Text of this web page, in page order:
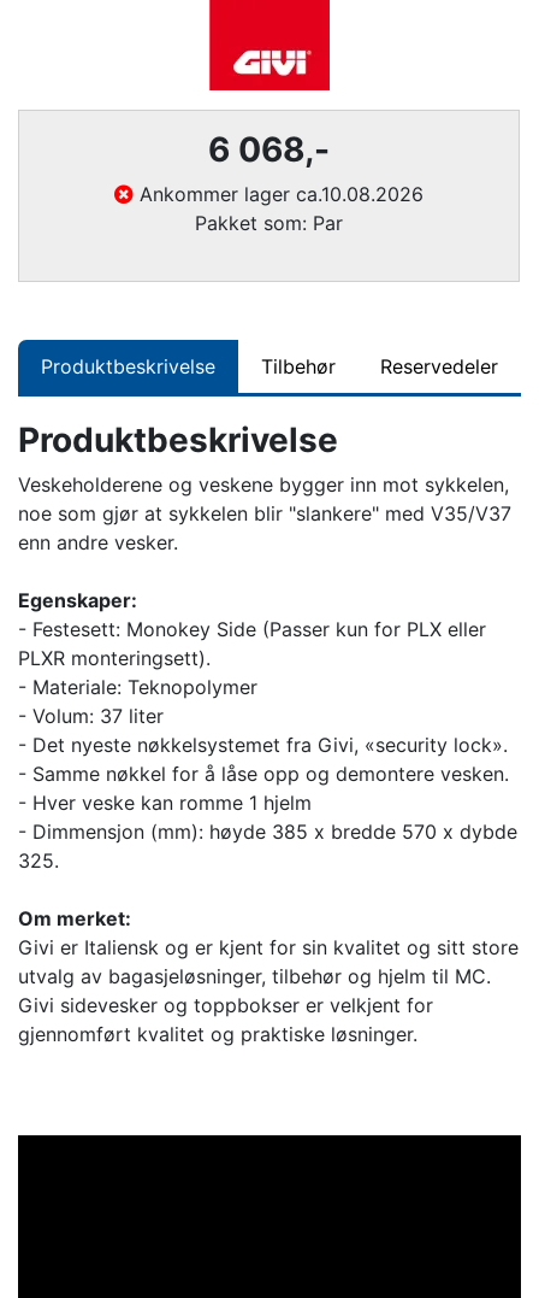
6 068,-
Ankommer lager ca.10.08.2026
Pakket som: Par
Produktbeskrivelse Tilbehør Reservedeler
Produktbeskrivelse
Veskeholderene og veskene bygger inn mot sykkelen,
noe som gjør at sykkelen blir "slankere" med V35/V37
enn andre vesker.
Egenskaper:
- Festesett: Monokey Side (Passer kun for PLX eller
PLXR monteringsett).
- Materiale: Teknopolymer
- Volum: 37 liter
- Det nyeste nøkkelsystemet fra Givi, «security lock».
- Samme nøkkel for å låse opp og demontere vesken.
- Hver veske kan romme 1 hjelm
- Dimmensjon (mm): høyde 385 x bredde 570 x dybde
325.
Om merket:
Givi er Italiensk og er kjent for sin kvalitet og sitt store
utvalg av bagasjeløsninger, tilbehør og hjelm til MC.
Givi sidevesker og toppbokser er velkjent for
gjennomført kvalitet og praktiske løsninger.